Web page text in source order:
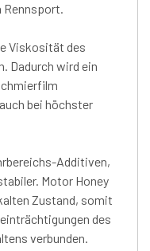
Rennsport.
Viskosität des
Dadurch wird ein
bei höchster
Additiven,
Motor Honey
Zustand, somit
des
verbunden.